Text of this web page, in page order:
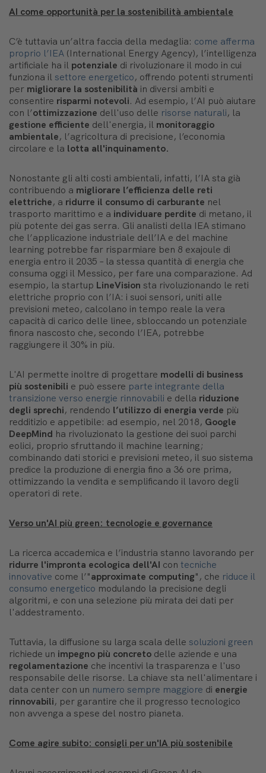
AI come opportunità per la sostenibilità ambientale
C’è tuttavia un’altra faccia della medaglia: come afferma
proprio l’IEA (International Energy Agency), l’intelligenza
artificiale ha il potenziale di rivoluzionare il modo in cui
funziona il settore energetico, offrendo potenti strumenti
per migliorare la sostenibilità in diversi ambiti e
consentire risparmi notevoli. Ad esempio, l’AI può aiutare
con l’ottimizzazione dell'uso delle risorse naturali, la
gestione efficiente dell'energia, il monitoraggio
ambientale, l’agricoltura di precisione, l’economia
circolare e la lotta all'inquinamento.
Nonostante gli alti costi ambientali, infatti, l’IA sta già
contribuendo a migliorare l’efficienza delle reti
elettriche, a ridurre il consumo di carburante nel
trasporto marittimo e a individuare perdite di metano, il
più potente dei gas serra. Gli analisti della IEA stimano
che l’applicazione industriale dell’IA e del machine
learning potrebbe far risparmiare ben 8 exajoule di
energia entro il 2035 – la stessa quantità di energia che
consuma oggi il Messico, per fare una comparazione. Ad
esempio, la startup LineVision sta rivoluzionando le reti
elettriche proprio con l’IA: i suoi sensori, uniti alle
previsioni meteo, calcolano in tempo reale la vera
capacità di carico delle linee, sbloccando un potenziale
finora nascosto che, secondo l’IEA, potrebbe
raggiungere il 30% in più.
L'AI permette inoltre di progettare modelli di business
più sostenibili e può essere parte integrante della
transizione verso energie rinnovabili e della riduzione
degli sprechi, rendendo l’utilizzo di energia verde più
redditizio e appetibile: ad esempio, nel 2018, Google
DeepMind ha rivoluzionato la gestione dei suoi parchi
eolici, proprio sfruttando il machine learning;
combinando dati storici e previsioni meteo, il suo sistema
predice la produzione di energia fino a 36 ore prima,
ottimizzando la vendita e semplificando il lavoro degli
operatori di rete.
Verso un'AI più green: tecnologie e governance
La ricerca accademica e l’industria stanno lavorando per
ridurre l'impronta ecologica dell'AI con tecniche
innovative come l’"approximate computing", che riduce il
consumo energetico modulando la precisione degli
algoritmi, e con una selezione più mirata dei dati per
l'addestramento.
Tuttavia, la diffusione su larga scala delle soluzioni green
richiede un impegno più concreto delle aziende e una
regolamentazione che incentivi la trasparenza e l'uso
responsabile delle risorse. La chiave sta nell'alimentare i
data center con un numero sempre maggiore di energie
rinnovabili, per garantire che il progresso tecnologico
non avvenga a spese del nostro pianeta.
Come agire subito: consigli per un'IA più sostenibile